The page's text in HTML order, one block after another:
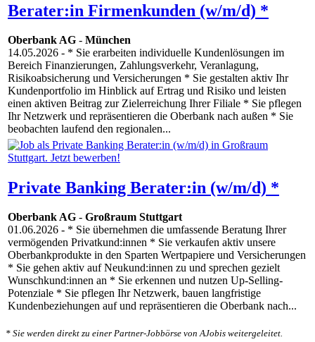
Berater:in Firmenkunden (w/m/d) *
Oberbank AG - München
14.05.2026 - * Sie erarbeiten individuelle Kundenlösungen im
Bereich Finanzierungen, Zahlungsverkehr, Veranlagung,
Risikoabsicherung und Versicherungen * Sie gestalten aktiv Ihr
Kundenportfolio im Hinblick auf Ertrag und Risiko und leisten
einen aktiven Beitrag zur Zielerreichung Ihrer Filiale * Sie pflegen
Ihr Netzwerk und repräsentieren die Oberbank nach außen * Sie
beobachten laufend den regionalen...
Private Banking Berater:in (w/m/d) *
Oberbank AG - Großraum Stuttgart
01.06.2026 - * Sie übernehmen die umfassende Beratung Ihrer
vermögenden Privatkund:innen * Sie verkaufen aktiv unsere
Oberbankprodukte in den Sparten Wertpapiere und Versicherungen
* Sie gehen aktiv auf Neukund:innen zu und sprechen gezielt
Wunschkund:innen an * Sie erkennen und nutzen Up-Selling-
Potenziale * Sie pflegen Ihr Netzwerk, bauen langfristige
Kundenbeziehungen auf und repräsentieren die Oberbank nach...
* Sie werden direkt zu einer Partner-Jobbörse von AJobis weitergeleitet.